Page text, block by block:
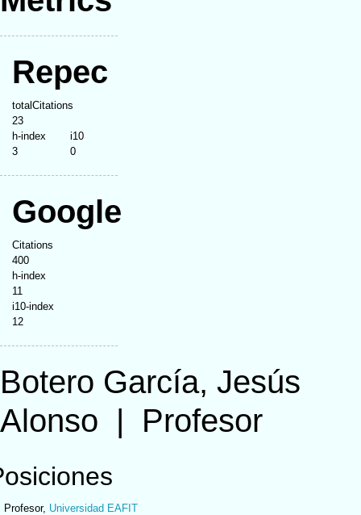
Repec
totalCitations
23
h-index
3
i10
0
Google
Citations
400
h-index
11
i10-index
12
Botero García, Jesús
Alonso | Profesor
Profesor, Universidad EAFIT